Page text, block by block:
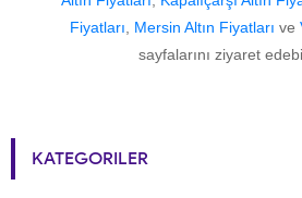
Fiyatları
Mersin Altın Fiyatları ve
sayfalarını ziyaret
KATEGORILER